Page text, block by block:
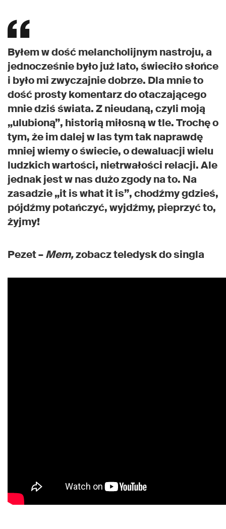
Byłem w dość melancholijnym nastroju, a
jednocześnie było już lato, świeciło słońce
i było mi zwyczajnie dobrze. Dla mnie to
dość prosty komentarz do otaczającego
mnie dziś świata. Z nieudaną, czyli moją
„ulubioną”, historią miłosną w tle. Trochę o
tym, że im dalej w las tym tak naprawdę
mniej wiemy o świecie, o dewaluacji wielu
ludzkich wartości, nietrwałości relacji. Ale
jednak jest w nas dużo zgody na to. Na
zasadzie „it is what it is”, chodźmy gdzieś,
pójdźmy potańczyć, wyjdźmy, pieprzyć to,
żyjmy!
Pezet –Mem,zobacz teledysk do singla